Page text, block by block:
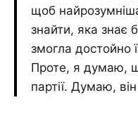
щоб
знайти, яка знає
змогла достойно
Проте, я думаю,
партії. Думаю,